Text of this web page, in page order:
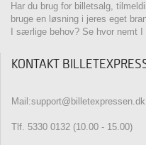
Har du brug for billetsalg,
bruge en løsning i jeres eget
I særlige behov? Se hvor nemt
KONTAKT
Mail:support@billetexpressen.dk
Tlf. 5330 0132 (10.00 - 15.00)